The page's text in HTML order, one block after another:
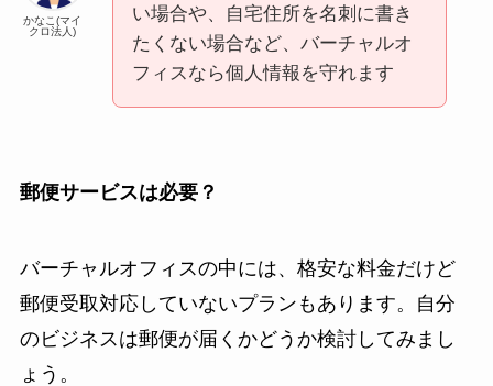
かなこ(マイ
クロ法人)
い場合や、自宅住所を名刺に書き
たくない場合など、バーチャルオ
フィスなら個人情報を守れます
郵便サービスは必要？
バーチャルオフィスの中には、格安な料金だけど
郵便受取対応していないプランもあります。自分
のビジネスは郵便が届くかどうか検討してみまし
ょう。